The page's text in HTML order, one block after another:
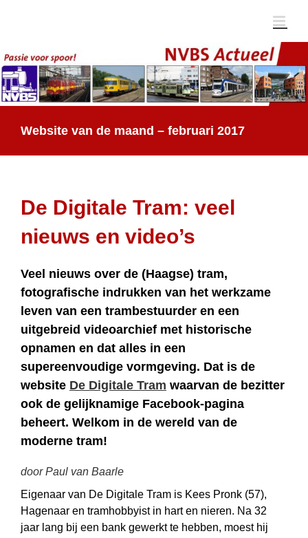
Website van de maand – februari 2017
De Digitale Tram: veel
nieuws en video’s
Veel nieuws over de (Haagse) tram,
fotografische indrukken van het werkzame
leven van een trambestuurder en een
uitgebreid videoarchief met historische
opnamen en dat alles in een
supereenvoudige vormgeving. Dat is de
website De Digitale Tram waarvan de bezitter
ook de gelijknamige Facebook-pagina
beheert. Welkom in de wereld van de
moderne tram!
door Paul van Baarle
Eigenaar van De Digitale Tram is Kees Pronk (57),
Hagenaar en tramhobbyist in hart en nieren. Na 32
jaar lang bij een bank gewerkt te hebben, moest hij